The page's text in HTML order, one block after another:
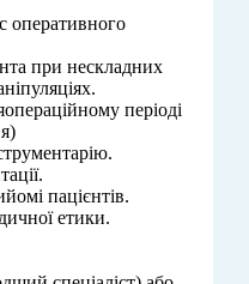
оперативного
при нескладних
періоді
пацієнтів.
етики.